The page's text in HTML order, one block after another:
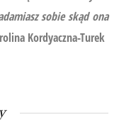
sobie skąd ona
Kordyaczna-Turek